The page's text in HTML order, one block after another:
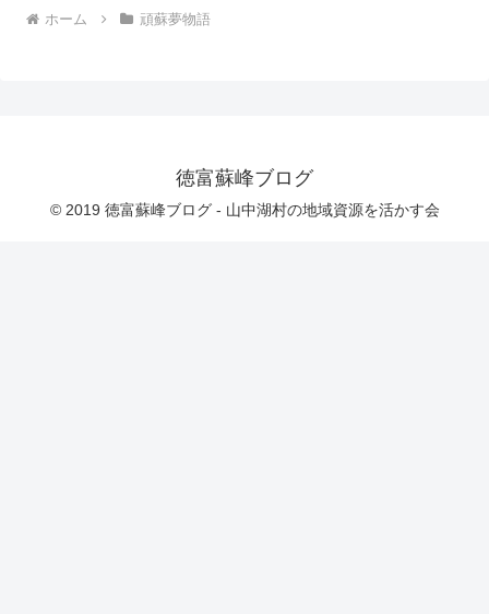
ホーム 頑蘇夢物語
徳富蘇峰ブログ
© 2019 徳富蘇峰ブログ - 山中湖村の地域資源を活かす会